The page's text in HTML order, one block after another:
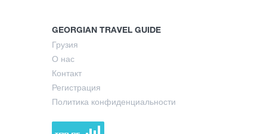
GEORGIAN TRAVEL GUIDE
Грузия
О нас
Контакт
Регистрация
Политика конфиденциальности